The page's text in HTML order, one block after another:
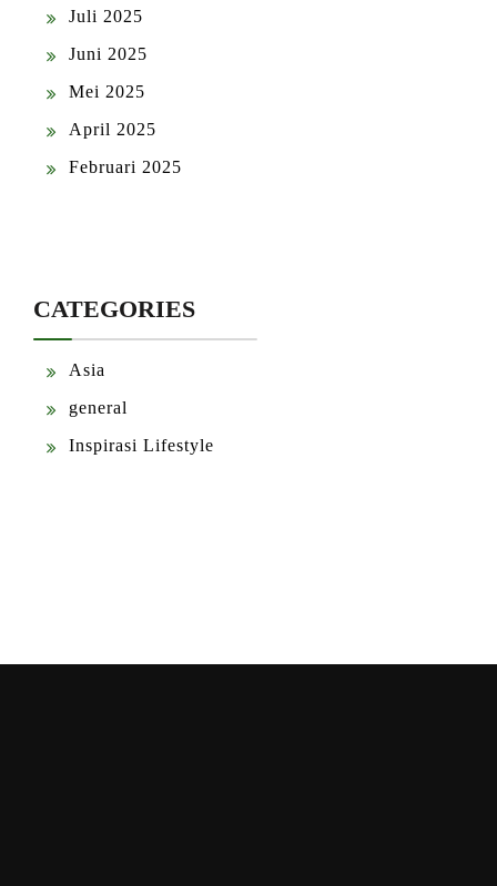
Juli 2025
Juni 2025
Mei 2025
April 2025
Februari 2025
CATEGORIES
Asia
general
Inspirasi Lifestyle